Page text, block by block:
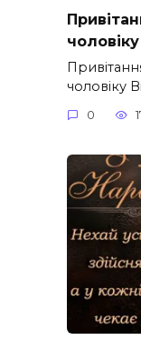
чоловіку
чоловіку
0